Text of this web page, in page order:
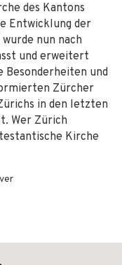
des Kantons
Entwicklung der
nun nach
und erweitert
Besonderheiten und
Zürcher
in den letzten
Wer Zürich
Kirche